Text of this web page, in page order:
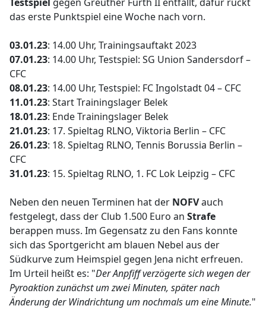
das erste Punktspiel eine Woche nach vorn.
03.01.23: 14.00 Uhr, Trainingsauftakt 2023
07.01.23: 14.00 Uhr, Testspiel: SG Union Sandersdorf –
CFC
08.01.23: 14.00 Uhr, Testspiel: FC Ingolstadt 04 – CFC
11.01.23: Start Trainingslager Belek
18.01.23: Ende Trainingslager Belek
21.01.23: 17. Spieltag RLNO, Viktoria Berlin – CFC
26.01.23: 18. Spieltag RLNO, Tennis Borussia Berlin –
CFC
31.01.23: 15. Spieltag RLNO, 1. FC Lok Leipzig – CFC
Neben den neuen Terminen hat der NOFVauch
festgelegt, dass der Club 1.500 Euro an Strafe
berappen muss. Im Gegensatz zu den Fans konnte
sich das Sportgericht am blauen Nebel aus der
Südkurve zum Heimspiel gegen Jena nicht erfreuen.
Im Urteil heißt es: "Der Anpfiff verzögerte sich wegen der
Pyroaktion zunächst um zwei Minuten, später nach
Änderung der Windrichtung um nochmals um eine Minute."